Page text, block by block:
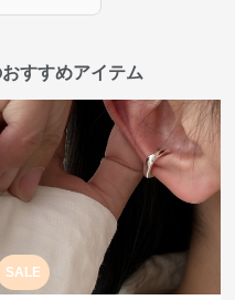
すすめアイテム
SALE